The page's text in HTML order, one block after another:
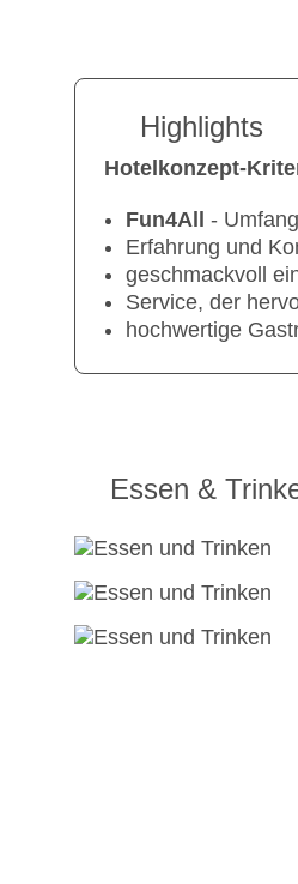
Highlights
Hotelkonzept-
Fun4All -
Erfahrung und
geschmackvoll
Service, der
hochwertige
Essen &